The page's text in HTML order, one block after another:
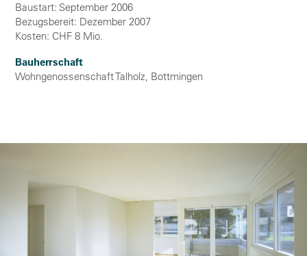
Baustart: September 2006
Bezugsbereit: Dezember 2007
Kosten: CHF 8 Mio.
Bauherrschaft
Wohngenossenschaft Talholz, Bottmingen